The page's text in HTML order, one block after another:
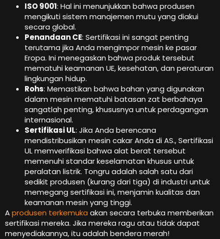
ISO 9001: Hal ini menunjukkan bahwa produsen
mengikuti sistem manajemen mutu yang diakui
secara global.
Penandaan CE: Sertifikasi ini sangat penting
terutama jika Anda mengimpor mesin ke pasar
Eropa. Ini menegaskan bahwa produk tersebut
mematuhi keamanan UE, kesehatan, dan peraturan
lingkungan hidup.
Rohs: Memastikan bahwa bahan yang digunakan
dalam mesin mematuhi batasan zat berbahaya
sangatlah penting, khususnya untuk perdagangan
internasional.
Sertifikasi UL: Jika Anda berencana
mendistribusikan mesin cakar Anda di AS., Sertifikasi
UL memverifikasi bahwa alat berat tersebut
memenuhi standar keselamatan khusus untuk
peralatan listrik. Tongru adalah salah satu dari
sedikit produsen (kurang dari tiga) di industri untuk
memegang sertifikasi ini, menjamin kualitas dan
keamanan mesin yang tinggi.
Aprodusen terkemuka akan secara terbuka memberikan
sertifikasi mereka. Jika mereka ragu atau tidak dapat
menyediakannya, itu adalah bendera merah!